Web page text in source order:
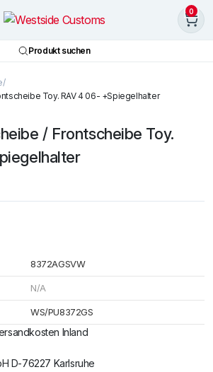
0
Produkt suchen
Toy. RAV 4 06- +Spiegelhalter
/ Frontscheibe Toy.
8372AGSVW
N/A
WS/PU8372GS
Inland
D-76227 Karlsruhe